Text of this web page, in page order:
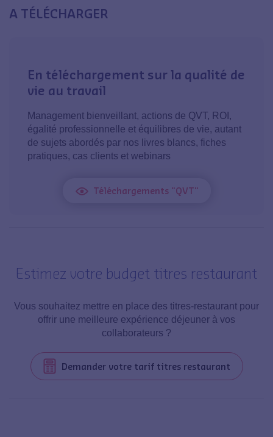
A TÉLÉCHARGER
En téléchargement sur la qualité de
vie au travail
Management bienveillant, actions de QVT, ROI,
égalité professionnelle et équilibres de vie, autant
de sujets abordés par nos livres blancs, fiches
pratiques, cas clients et webinars
Téléchargements "QVT"
Estimez votre budget titres restaurant
Vous souhaitez mettre en place des titres-restaurant pour
offrir une meilleure expérience déjeuner à vos
collaborateurs ?
Demander votre tarif titres restaurant